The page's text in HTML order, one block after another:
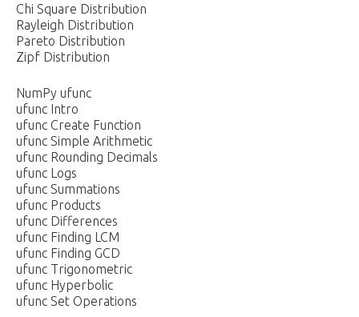
Chi Square Distribution
Rayleigh Distribution
Pareto Distribution
Zipf Distribution
NumPy ufunc
ufunc Intro
ufunc Create Function
ufunc Simple Arithmetic
ufunc Rounding Decimals
ufunc Logs
ufunc Summations
ufunc Products
ufunc Differences
ufunc Finding LCM
ufunc Finding GCD
ufunc Trigonometric
ufunc Hyperbolic
ufunc Set Operations